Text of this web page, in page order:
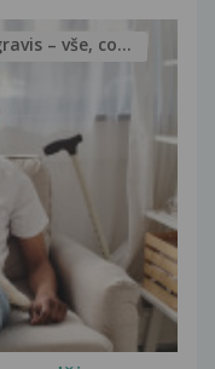
– vše, co...